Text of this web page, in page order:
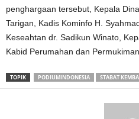
penghargaan tersebut, Kepala
Tarigan, Kadis Kominfo H.
Keseahtan dr. Sadikun Winato,
Kabid Perumahan dan
TOPIK PODIUMINDONESIA STABAT